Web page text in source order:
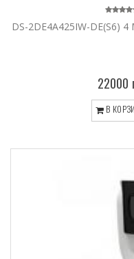
DS-2DE4A425IW-DE(S6)
22000
В